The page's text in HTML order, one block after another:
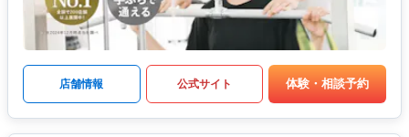
店舗情報 公式サイト 体験・相談予約